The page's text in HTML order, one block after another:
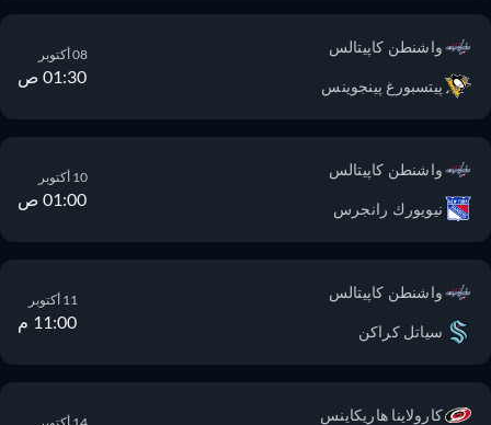
واشنطن كاپيتالس
پيتسبورغ پينجوينس 01:30 ص
واشنطن كاپيتالس
نيويورك رانجرس 01:00 ص
واشنطن كاپيتالس
سياتل كراكن 11:00 م
كارولاينا هاريكاينس